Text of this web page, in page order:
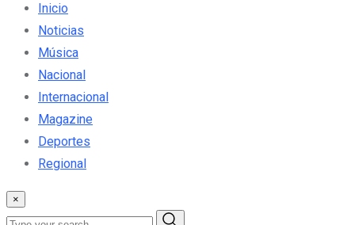
Inicio
Noticias
Música
Nacional
Internacional
Magazine
Deportes
Regional
×